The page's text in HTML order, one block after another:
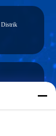
Distrik